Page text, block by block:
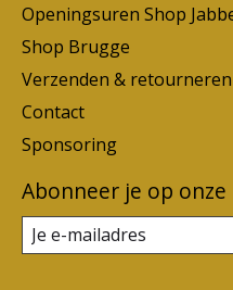
Openingsuren Shop
Shop Brugge
Verzenden & retourneren
Contact
Sponsoring
Abonneer je op